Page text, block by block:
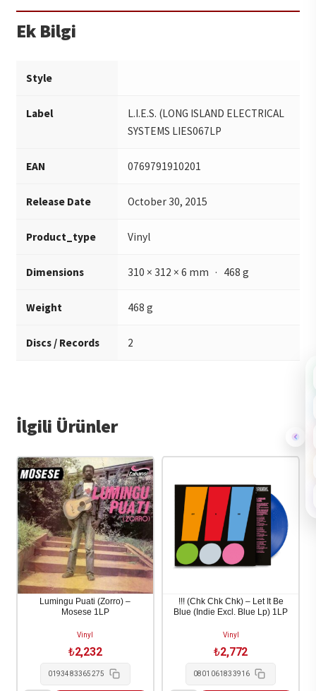
Ek Bilgi
Style
Label
L.I.E.S. (LONG ISLAND ELECTRICAL
SYSTEMS LIES067LP
EAN 0769791910201
Release Date October 30, 2015
Product_type Vinyl
Dimensions 310 × 312 × 6 mm · 468 g
Weight 468 g
Discs / Records 2
İlgili Ürünler
Lumingu Puati (Zorro) –
Mosese 1LP
Vinyl
₺2,232
0193483365275
!!! (Chk Chk Chk) – Let It Be
Blue (Indie Excl. Blue Lp) 1LP
Vinyl
₺2,772
0801061833916